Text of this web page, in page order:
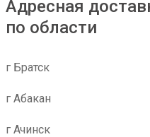
Адресная
по области
г Братск
г Абакан
г Ачинск